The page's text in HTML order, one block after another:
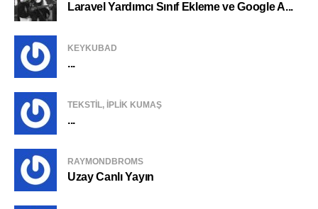
Laravel Yardımcı Sınıf Ekleme ve Google A...
KEYKUBAD
...
TEKSTIL, IPLIK KUMAŞ
...
RAYMONDBROMS
Uzay Canlı Yayın